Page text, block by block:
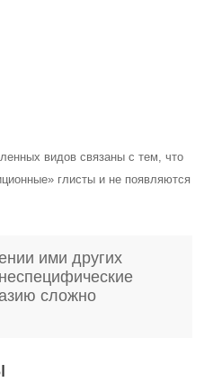
видов связаны с тем, что
глисты и не появляются
ими других
сложно